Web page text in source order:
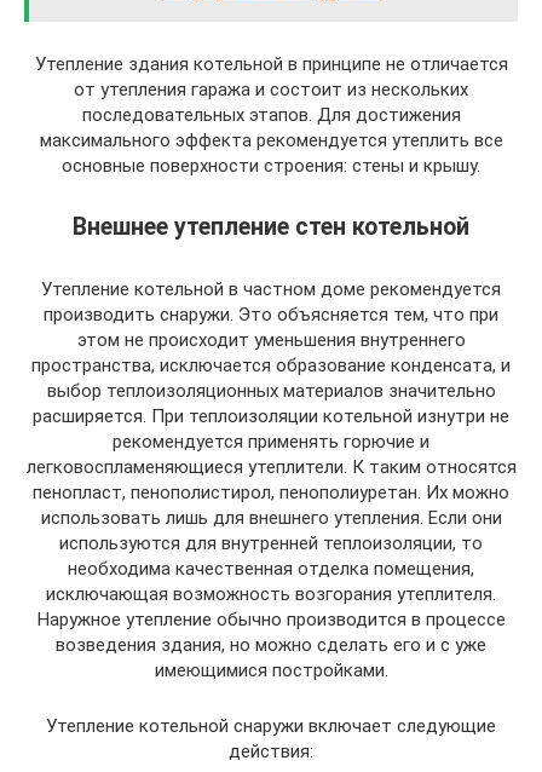
Утепление здания котельной в принципе не отличается
от утепления гаража и состоит из нескольких
последовательных этапов. Для достижения
максимального эффекта рекомендуется утеплить все
основные поверхности строения: стены и крышу.
Внешнее утепление стен котельной
Утепление котельной в частном доме рекомендуется
производить снаружи. Это объясняется тем, что при
этом не происходит уменьшения внутреннего
пространства, исключается образование конденсата, и
выбор теплоизоляционных материалов значительно
расширяется. При теплоизоляции котельной изнутри не
рекомендуется применять горючие и
легковоспламеняющиеся утеплители. К таким относятся
пенопласт, пенополистирол, пенополиуретан. Их можно
использовать лишь для внешнего утепления. Если они
используются для внутренней теплоизоляции, то
необходима качественная отделка помещения,
исключающая возможность возгорания утеплителя.
Наружное утепление обычно производится в процессе
возведения здания, но можно сделать его и с уже
имеющимися постройками.
Утепление котельной снаружи включает следующие
действия: